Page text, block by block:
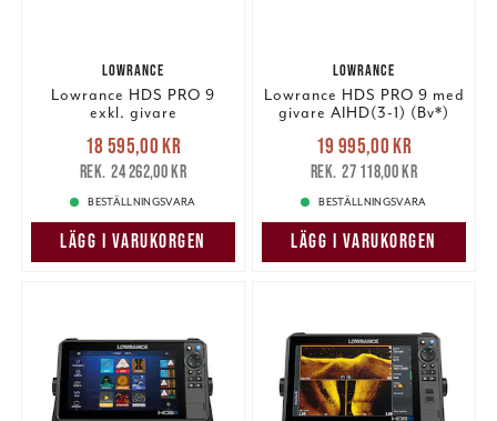
LOWRANCE
Lowrance HDS PRO 9
exkl. givare
Nuvarande pris
18 595,00 krTidigare pris
24 262,00 kr
18 595,00 kr
24 262,00 kr
BESTÄLLNINGSVARA
LÄGG I VARUKORGEN
LOWRANCE
Lowrance HDS PRO 9 med
givare AIHD(3-1) (Bv*)
Nuvarande pris
19 995,00 krTidigare pris
27 118,00 kr
19 995,00 kr
27 118,00 kr
BESTÄLLNINGSVARA
LÄGG I VARUKORGEN